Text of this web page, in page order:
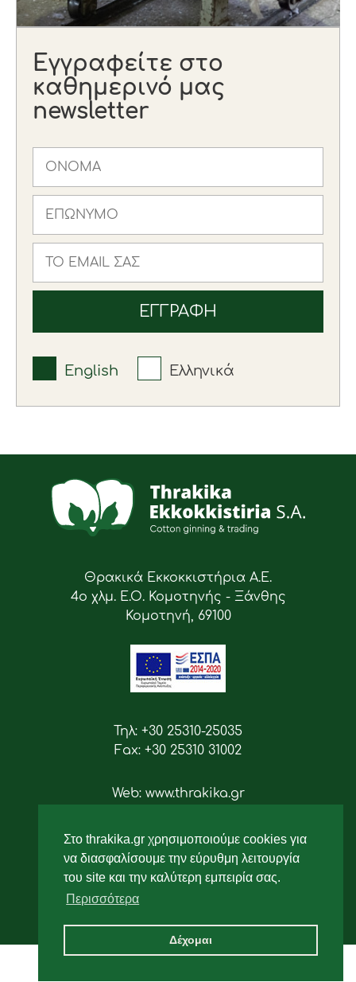
Στο thrakika.gr χρησιμοποιούμε cookies για
να διασφαλίσουμε την εύρυθμη λειτουργία
του site και την καλύτερη εμπειρία σας.
Περισσότερα
Δέχομαι
Εγγραφείτε στο
καθημερινό μας
newsletter
English Ελληνικά
Θρακικά Εκκοκκιστήρια Α.Ε.
4ο χλμ. Ε.Ο. Κομοτηνής - Ξάνθης
Κομοτηνή, 69100
Τηλ: +30 25310-25035
Fax: +30 25310 31002
Web: www.thrakika.gr
Ακολουθήστε μας